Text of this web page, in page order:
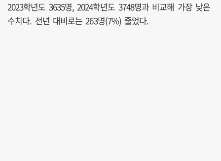
2023학년도 3635명, 2024학년도 3748명과 비교해 가장 낮은
수치다. 전년 대비로는 263명(7%) 줄었다.